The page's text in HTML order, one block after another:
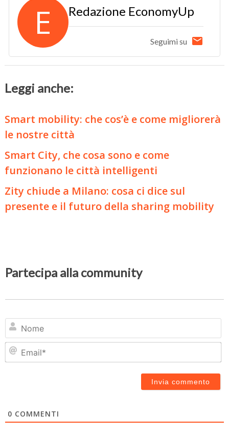
E Redazione EconomyUp
Seguimi su
Leggi anche:
Smart mobility: che cos’è e come migliorerà
le nostre città
Smart City, che cosa sono e come
funzionano le città intelligenti
Zity chiude a Milano: cosa ci dice sul
presente e il futuro della sharing mobility
Partecipa alla community
0 COMMENTI